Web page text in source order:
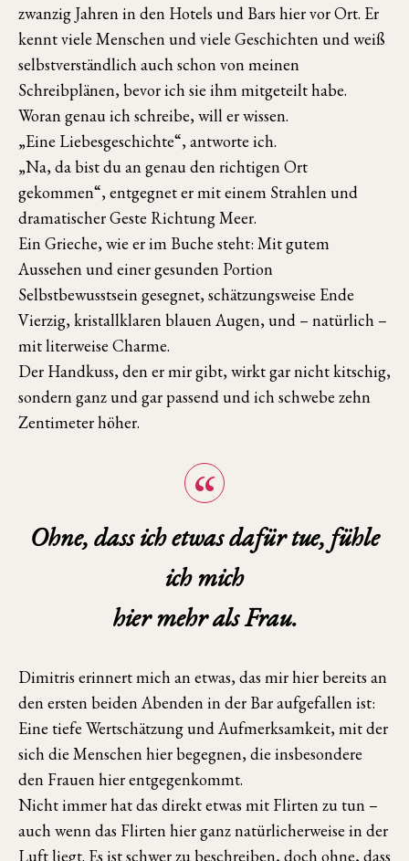
zwanzig Jahren in den Hotels und Bars hier vor Ort. Er
kennt viele Menschen und viele Geschichten und weiß
selbstverständlich auch schon von meinen
Schreibplänen, bevor ich sie ihm mitgeteilt habe.
Woran genau ich schreibe, will er wissen.
„Eine Liebesgeschichte“, antworte ich.
„Na, da bist du an genau den richtigen Ort
gekommen“, entgegnet er mit einem Strahlen und
dramatischer Geste Richtung Meer.
Ein Grieche, wie er im Buche steht: Mit gutem
Aussehen und einer gesunden Portion
Selbstbewusstsein gesegnet, schätzungsweise Ende
Vierzig, kristallklaren blauen Augen, und – natürlich –
mit literweise Charme.
Der Handkuss, den er mir gibt, wirkt gar nicht kitschig,
sondern ganz und gar passend und ich schwebe zehn
Zentimeter höher.
Ohne, dass ich etwas dafür tue, fühle
ich mich
hier mehr als Frau.
Dimitris erinnert mich an etwas, das mir hier bereits an
den ersten beiden Abenden in der Bar aufgefallen ist:
Eine tiefe Wertschätzung und Aufmerksamkeit, mit der
sich die Menschen hier begegnen, die insbesondere
den Frauen hier entgegenkommt.
Nicht immer hat das direkt etwas mit Flirten zu tun –
auch wenn das Flirten hier ganz natürlicherweise in der
Luft liegt. Es ist schwer zu beschreiben, doch ohne, dass